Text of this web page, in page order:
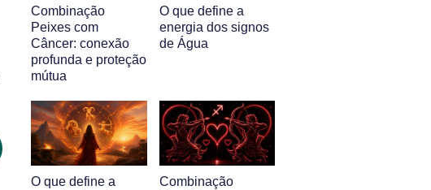
Combinação
Peixes com
Câncer: conexão
profunda e proteção
mútua
O que define a
energia dos signos
de Água
O que define a
Combinação